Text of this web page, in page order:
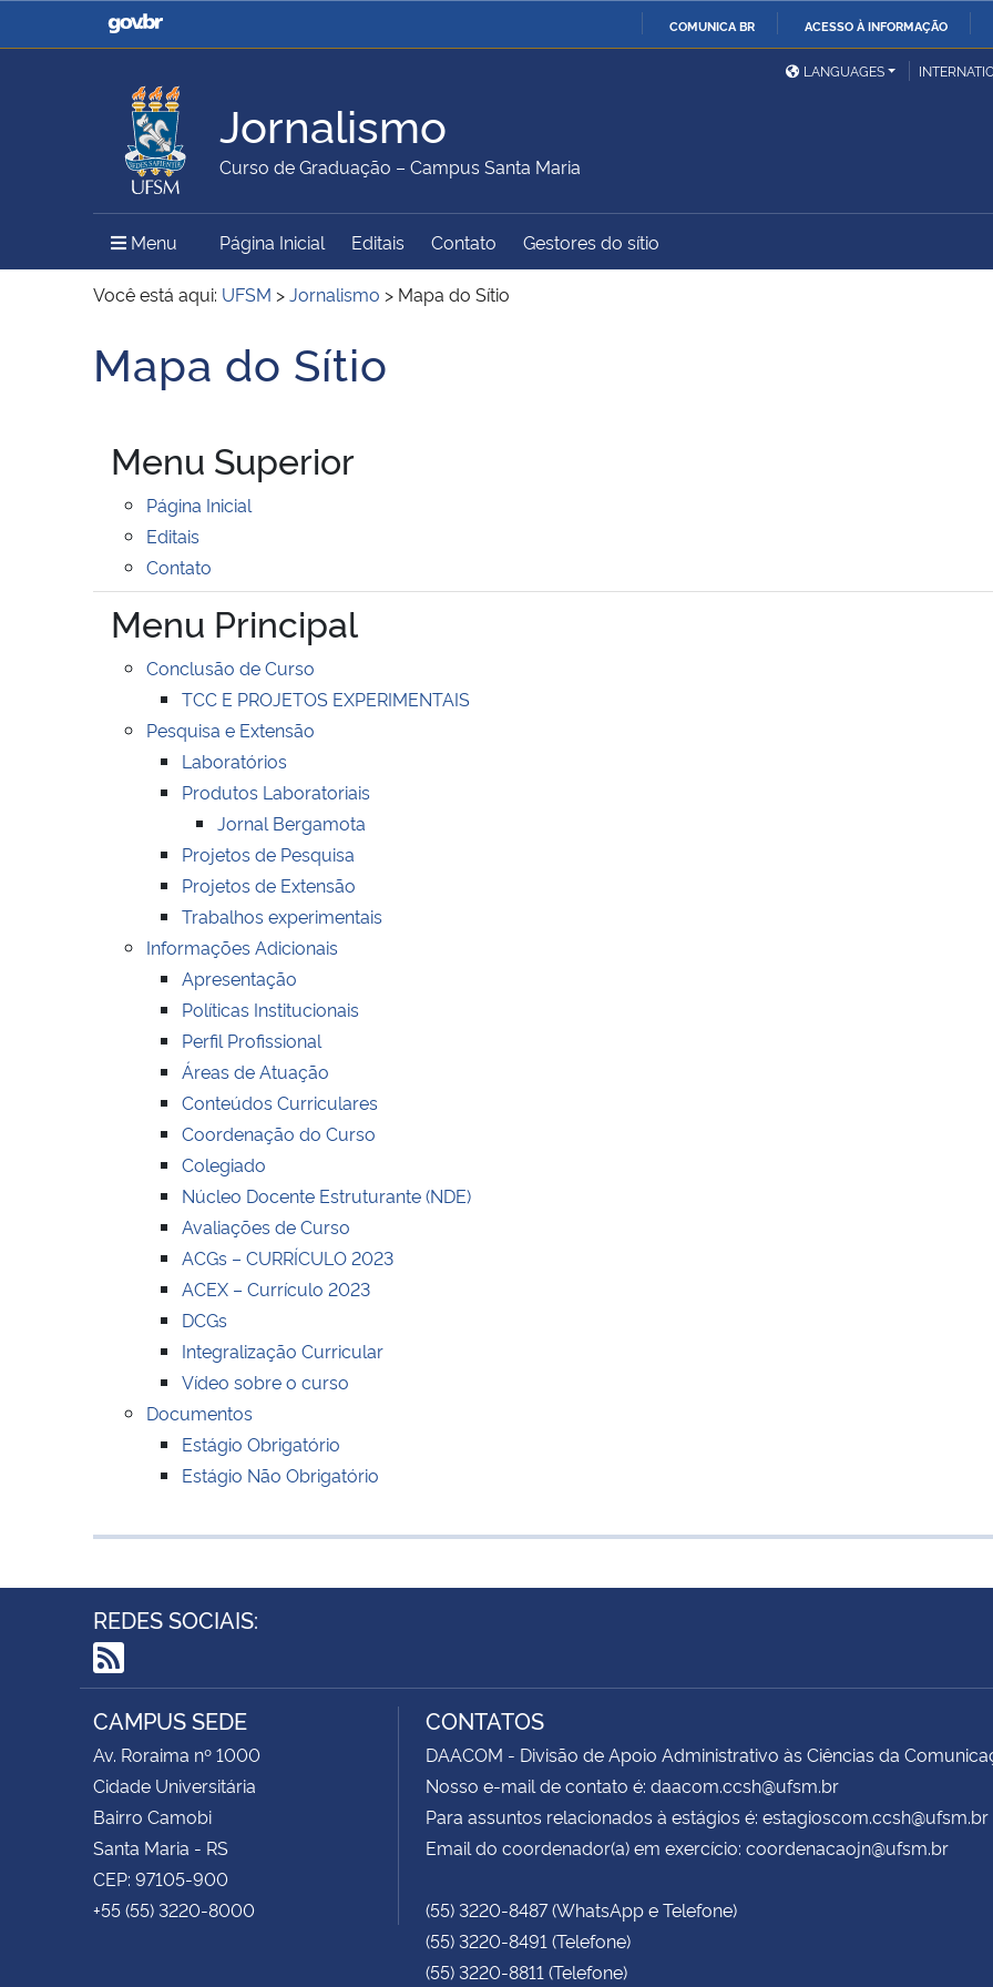
COMUNICA BR ACESSO À INFORMAÇÃO
Casa Civil
Ministério da Justiça e
Ministério da Defesa
Ministério das Relações
Exteriores
Ministério da Agricultura,
Pecuária e Abastecimento
Ministério da Educação
Ministério do Meio Ambiente Ministério do Turismo
Ministério do
Secretaria de Governo
Gabinete de Segurança
LANGUAGES
Jornalismo
Curso de Graduação – Campus Santa Maria
Menu Menu Principal do Sítio
Página Inicial Editais Contato Gestores do sítio
Você está aqui: UFSM >Jornalismo > Mapa do Sítio
Início do conteúdo
Mapa do Sítio
Menu Superior
Página Inicial
Editais
Contato
Menu Principal
Conclusão de Curso
TCC E PROJETOS EXPERIMENTAIS
Pesquisa e Extensão
Laboratórios
Produtos Laboratoriais
Jornal Bergamota
Projetos de Pesquisa
Projetos de Extensão
Trabalhos experimentais
Informações Adicionais
Apresentação
Políticas Institucionais
Perfil Profissional
Áreas de Atuação
Conteúdos Curriculares
Coordenação do Curso
Colegiado
Núcleo Docente Estruturante (NDE)
Avaliações de Curso
ACGs – CURRÍCULO 2023
ACEX – Currículo 2023
DCGs
Integralização Curricular
Vídeo sobre o curso
Documentos
Estágio Obrigatório
Estágio Não Obrigatório
REDES SOCIAIS:
RSS
CAMPUS SEDE
Av. Roraima nº 1000
Cidade Universitária
Bairro Camobi
Santa Maria - RS
CEP: 97105-900
+55 (55) 3220-8000
CONTATOS
DAACOM - Divisão de Apoio Administrativo às Ciências da
Nosso e-mail de contato é: daacom.ccsh@ufsm.br
Para assuntos relacionados à estágios é: estagioscom.ccsh@ufsm.br
Email do coordenador(a) em exercício: coordenacaojn@ufsm.br
(55) 3220-8487 (WhatsApp e Telefone)
(55) 3220-8491 (Telefone)
(55) 3220-8811 (Telefone)